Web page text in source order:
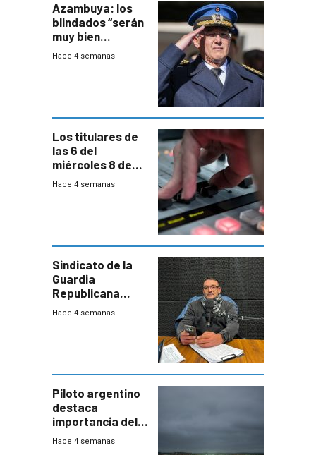
Azambuya: los
blindados “serán
muy bien
recibidos” por los
Hace 4 semanas
Los titulares de
las 6 del
miércoles 8 de
julio de 2026
Hace 4 semanas
Sindicato de la
Guardia
Republicana
denuncia
Hace 4 semanas
Piloto argentino
destaca
importancia del
sistema
Hace 4 semanas